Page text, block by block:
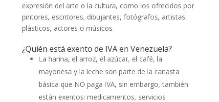
expresión del arte o la cultura, como los ofrecidos por
pintores, escritores, dibujantes, fotógrafos, artistas
plásticos, actores o músicos.
¿Quién está exento de IVA en Venezuela?
La harina, el arroz, el azúcar, el café, la
mayonesa y la leche son parte de la canasta
básica que NO paga IVA, sin embargo, también
están exentos: medicamentos, servicios